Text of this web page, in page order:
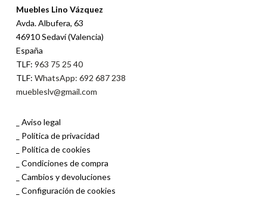
Muebles Lino Vázquez
Avda. Albufera, 63
46910 Sedaví (Valencia)
España
TLF: 963 75 25 40
TLF: WhatsApp: 692 687 238
muebleslv@gmail.com
Aviso legal
Política de privacidad
Política de cookies
Condiciones de compra
Cambios y devoluciones
Configuración de cookies